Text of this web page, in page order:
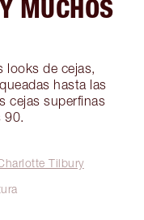
MUCHOS
looks de cejas,
hasta las
cejas superfinas
90.
Tilbury